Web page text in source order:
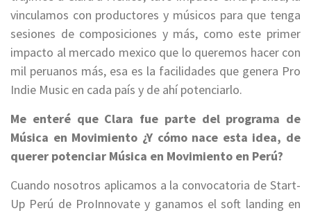
vinculamos con productores y músicos para que tenga
sesiones de composiciones y más, como este primer
impacto al mercado mexico que lo queremos hacer con
mil peruanos más, esa es la facilidades que genera Pro
Indie Music en cada país y de ahí potenciarlo.
Me enteré que Clara fue parte del programa de
Música en Movimiento ¿Y cómo nace esta idea, de
querer potenciar Música en Movimiento en Perú?
Cuando nosotros aplicamos a la convocatoria de Start-
Up Perú de ProInnovate y ganamos el soft landing en